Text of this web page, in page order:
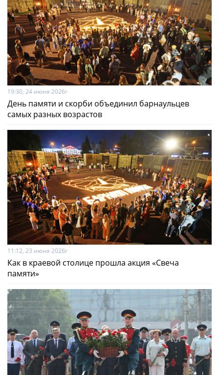
19:30, 24 июня 2026г
День памяти и скорби объединил барнаульцев
самых разных возрастов
11:12, 23 июня 2026г
Как в краевой столице прошла акция «Свеча
памяти»